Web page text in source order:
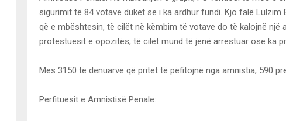
sigurimit të 84 votave duket se i ka ardhur fundi. Kjo falë Lulzim
që e mbështesin, të cilët në këmbim të votave do të kalojnë një
protestuesit e opozitës, të cilët mund të jenë arrestuar ose ka
Mes 3150 të dënuarve që pritet të pëfitojnë nga amnistia, 590
Perfituesit e Amnistisë Penale: